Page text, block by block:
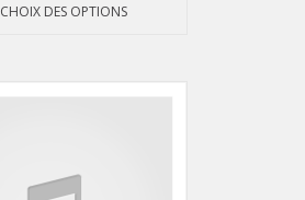
CHOIX DES OPTIONS